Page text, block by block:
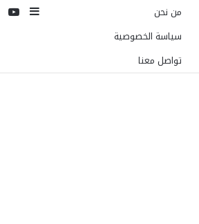
من نحن
سياسة الخصوصية
تواصل معنا
إضافة